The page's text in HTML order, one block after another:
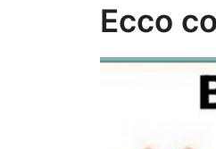
Ecco